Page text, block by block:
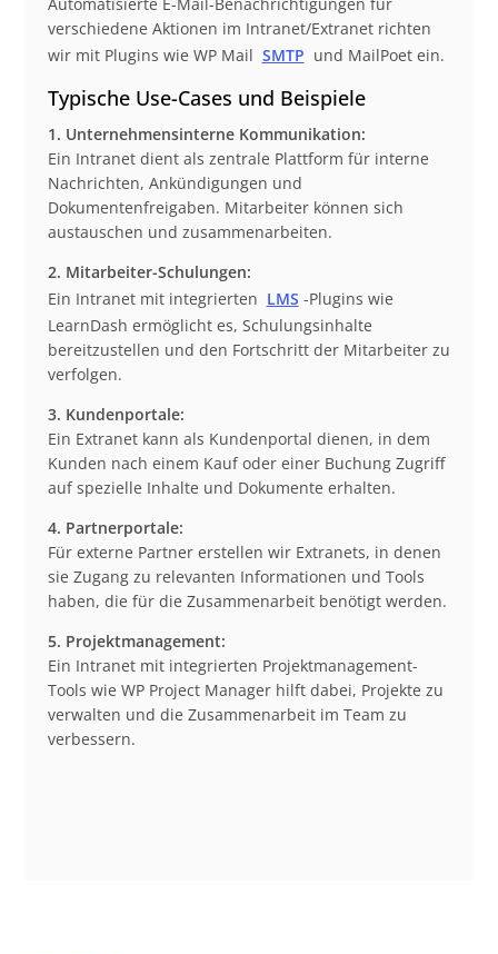
verschiedene Aktionen im Intranet/Extranet richten
wir mit Plugins wie WP Mail SMTP und MailPoet ein.
Typische Use-Cases und Beispiele
1. Unternehmensinterne Kommunikation:
Ein Intranet dient als zentrale Plattform für interne
Nachrichten, Ankündigungen und
Dokumentenfreigaben. Mitarbeiter können sich
austauschen und zusammenarbeiten.
2. Mitarbeiter-Schulungen:
Ein Intranet mit integrierten LMS -Plugins wie
LearnDash ermöglicht es, Schulungsinhalte
bereitzustellen und den Fortschritt der Mitarbeiter zu
verfolgen.
3. Kundenportale:
Ein Extranet kann als Kundenportal dienen, in dem
Kunden nach einem Kauf oder einer Buchung Zugriff
auf spezielle Inhalte und Dokumente erhalten.
4. Partnerportale:
Für externe Partner erstellen wir Extranets, in denen
sie Zugang zu relevanten Informationen und Tools
haben, die für die Zusammenarbeit benötigt werden.
5. Projektmanagement:
Ein Intranet mit integrierten Projektmanagement-
Tools wie WP Project Manager hilft dabei, Projekte zu
verwalten und die Zusammenarbeit im Team zu
verbessern.